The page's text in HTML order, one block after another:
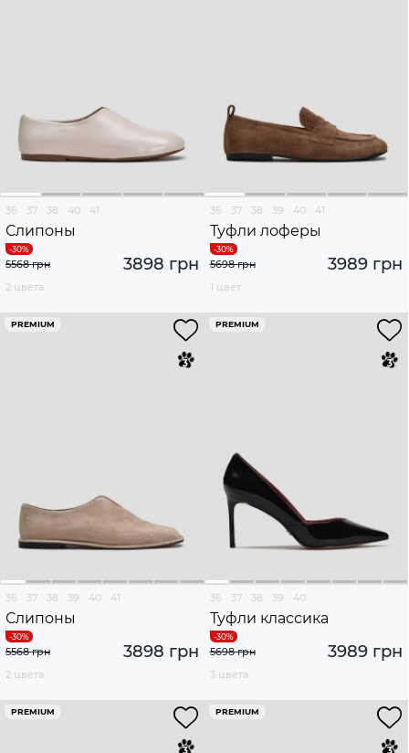
36 37 38 40 41
Слипоны
3898 грн
5568 грн
2 цвета
36 37 38 39 40 41
Туфли лоферы
3989 грн
5698 грн
1 цвет
PREMIUM
36 37 38 39 40 41
Слипоны
3898 грн
5568 грн
2 цвета
PREMIUM
36 37 38 39 40
Туфли классика
3989 грн
5698 грн
3 цвета
PREMIUM PREMIUM